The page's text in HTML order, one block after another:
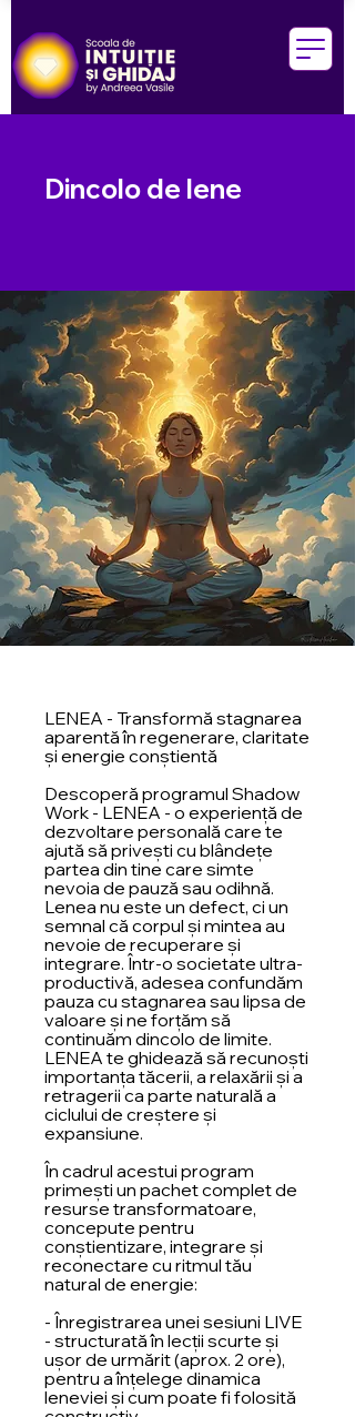
Dincolo de lene
LENEA - Transformă stagnarea
aparentă în regenerare, claritate
și energie conștientă
Descoperă programul Shadow
Work - LENEA - o experiență de
dezvoltare personală care te
ajută să privești cu blândețe
partea din tine care simte
nevoia de pauză sau odihnă.
Lenea nu este un defect, ci un
semnal că corpul și mintea au
nevoie de recuperare și
integrare. Într-o societate ultra-
productivă, adesea confundăm
pauza cu stagnarea sau lipsa de
valoare și ne forțăm să
continuăm dincolo de limite.
LENEA te ghidează să recunoști
importanța tăcerii, a relaxării și a
retragerii ca parte naturală a
ciclului de creștere și
expansiune.
În cadrul acestui program
primești un pachet complet de
resurse transformatoare,
concepute pentru
conștientizare, integrare și
reconectare cu ritmul tău
natural de energie:
- Înregistrarea unei sesiuni LIVE
- structurată în lecții scurte și
ușor de urmărit (aprox. 2 ore),
pentru a înțelege dinamica
leneviei și cum poate fi folosită